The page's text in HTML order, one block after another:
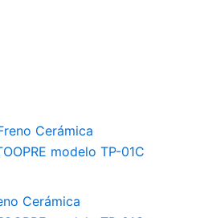
Cerámica